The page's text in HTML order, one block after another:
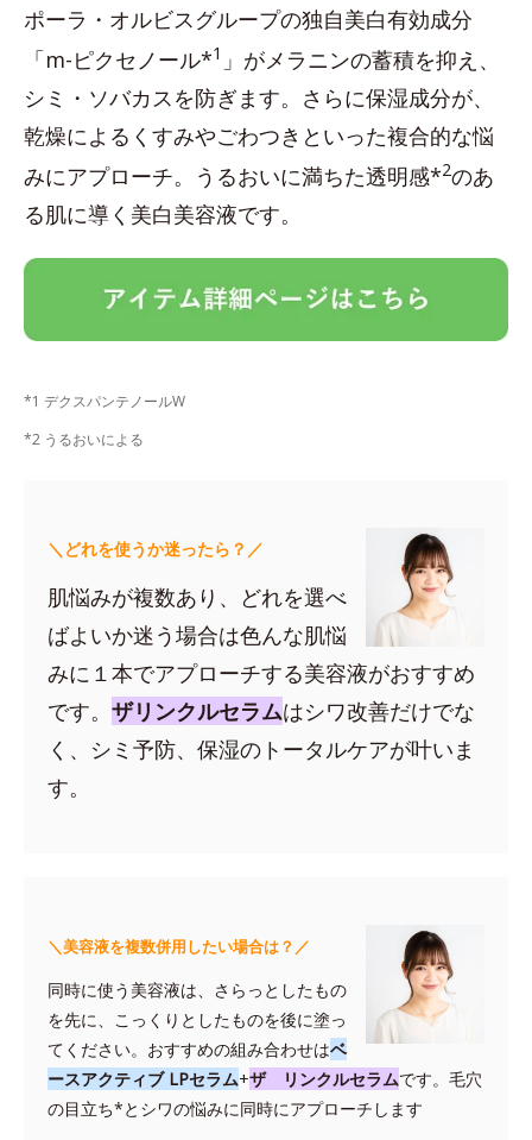
ポーラ・オルビスグループの独自美白有効成分
「m-ピクセノール*1 」がメラニンの蓄積を抑え、
シミ・ソバカスを防ぎます。さらに保湿成分が、
乾燥によるくすみやごわつきといった複合的な悩
みにアプローチ。うるおいに満ちた透明感*2のあ
る肌に導く美白美容液です。
*1 デクスパンテノールW
*2 うるおいによる
＼どれを使うか迷ったら？／
肌悩みが複数あり、どれを選べ
ばよいか迷う場合は色んな肌悩
みに１本でアプローチする美容液がおすすめ
です。 ザリンクルセラムはシワ改善だけでな
く、シミ予防、保湿のトータルケアが叶いま
す。
＼美容液を複数併用したい場合は？／
同時に使う美容液は、さらっとしたもの
を先に、こっくりとしたものを後に塗っ
てください。おすすめの組み合わせはベ
ースアクティブ LPセラム+ザ リンクルセラムです。毛穴
の目立ち*とシワの悩みに同時にアプローチします